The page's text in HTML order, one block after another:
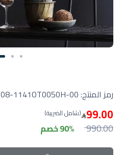
رمز المنتج:08-1141OT0050H-00
99.00 (شامل الضريبة)
990.00 90% خصم